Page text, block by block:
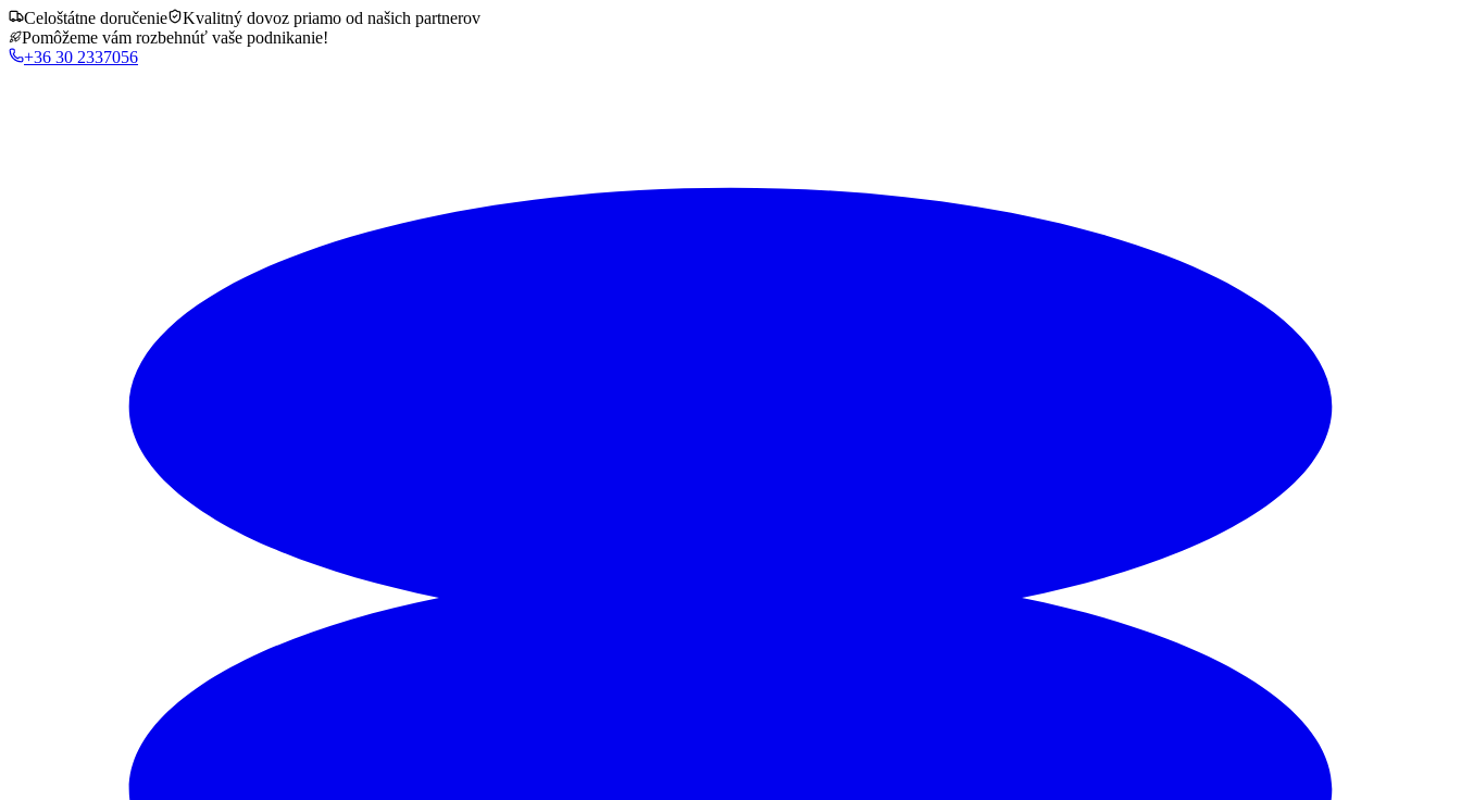
Celoštátne doručenie
Kvalitný dovoz priamo od našich partnerov
Pomôžeme vám rozbehnúť vaše podnikanie!
+36 30 2337056